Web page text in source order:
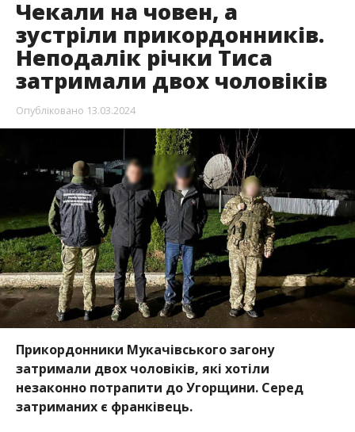
Чекали на човен, а
зустріли прикордонників.
Неподалік річки Тиса
затримали двох чоловіків
Опубліковано 13.03.2024
Прикордонники Мукачівського загону
затримали двох чоловіків, які хотіли
незаконно потрапити до Угорщини. Серед
затриманих є франківець.